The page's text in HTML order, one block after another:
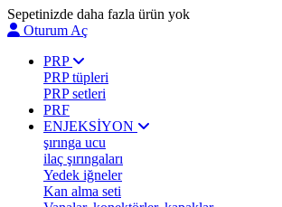
Sepetinizde daha fazla ürün yok
Oturum Aç
PRP
PRP tüpleri
PRP setleri
PRF
ENJEKSİYON
şırınga ucu
ilaç şırıngaları
Yedek iğneler
Kan alma seti